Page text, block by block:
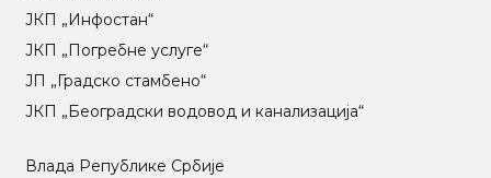
ЈКП „Инфостан“
ЈКП „Погребне услуге“
ЈП „Градско стамбено“
ЈКП „Београдски водовод и канализација“
Влада Републике Србије